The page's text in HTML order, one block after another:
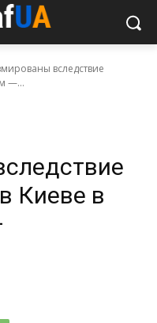
вследствие
—...
Киеве в